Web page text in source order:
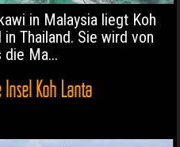
in Malaysia liegt Koh
Thailand. Sie wird von
die Ma...
Koh Lanta